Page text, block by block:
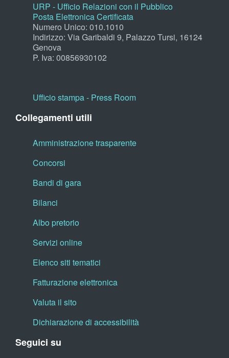
URP - Ufficio Relazioni con il Pubblico
Posta Elettronica Certificata
Numero Unico: 010.1010
Indirizzo: Via Garibaldi 9, Palazzo Tursi, 16124
Genova
P. Iva: 00856930102
Ufficio stampa - Press Room
Collegamenti utili
Amministrazione trasparente
Concorsi
Bandi di gara
Bilanci
Albo pretorio
Servizi online
Elenco siti tematici
Fatturazione elettronica
Valuta il sito
Dichiarazione di accessibilità
Seguici su